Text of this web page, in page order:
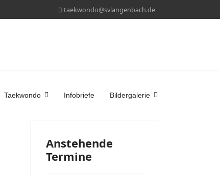
taekwondo@svlangenbach.de
Taekwondo Infobriefe Bildergalerie
Anstehende
Termine